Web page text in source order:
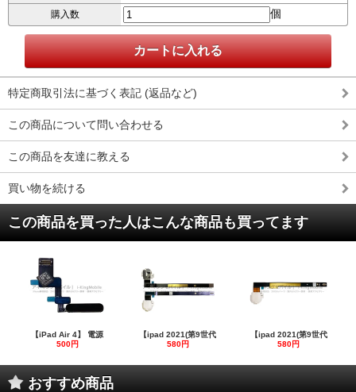
購入数 個
特定商取引法に基づく表記 (返品など)
この商品について問い合わせる
この商品を友達に教える
買い物を続ける
この商品を買った人はこんな商品も買ってます
【iPad Air 4】 電源
500円
【ipad 2021(第9世代
580円
【ipad 2021(第9世代
580円
おすすめ商品